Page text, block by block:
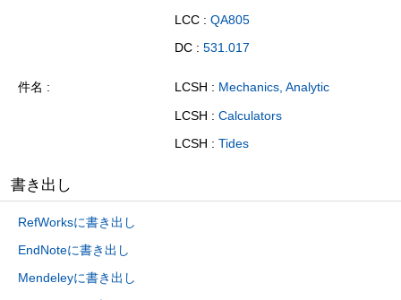
LCC : QA805
DC : 531.017
件名 LCSH : Mechanics, Analytic
LCSH : Calculators
LCSH : Tides
書き出し
RefWorksに書き出し
EndNoteに書き出し
Mendeleyに書き出し